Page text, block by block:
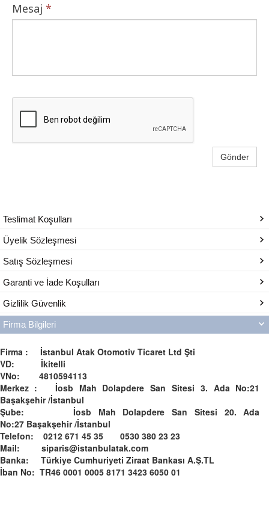
Mesaj *
Gönder
Teslimat Koşulları
Üyelik Sözleşmesi
Satış Sözleşmesi
Garanti ve İade Koşulları
Gizlilik Güvenlik
Firma Bilgileri
Firma : İstanbul Atak Otomotiv Ticaret Ltd Şti
VD: İkitelli
VNo: 4810594113
Merkez : İosb Mah Dolapdere San Sitesi 3. Ada No:21
Başakşehir /İstanbul
Şube: İosb Mah Dolapdere San Sitesi 20. Ada
No:27 Başakşehir /İstanbul
Telefon: 0212 671 45 35 0530 380 23 23
Mail: siparis@istanbulatak.com
Banka: Türkiye Cumhuriyeti Ziraat Bankası A.Ş.­­TL­
İban No: TR46 0001 0005 8171 3423 6050 01